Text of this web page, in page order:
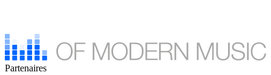
Partenaires